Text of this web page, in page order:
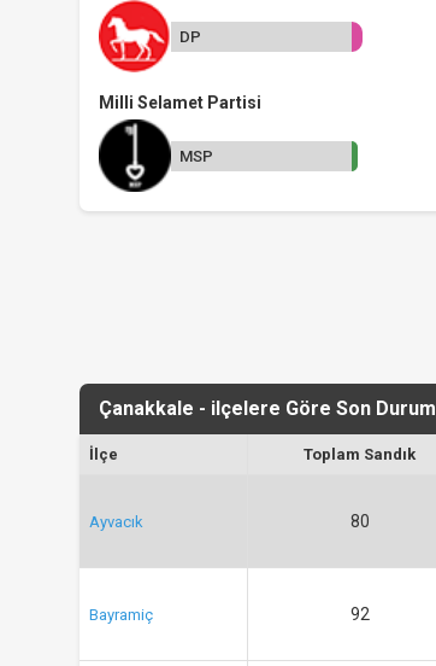
DP
Milli Selamet Partisi
MSP
Çanakkale - ilçelere Göre Son Durum
İlçe Toplam Sandık
Ayvacık 80
Bayramiç 92